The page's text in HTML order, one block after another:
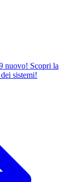
nuovo! Scopri la
sistemi!